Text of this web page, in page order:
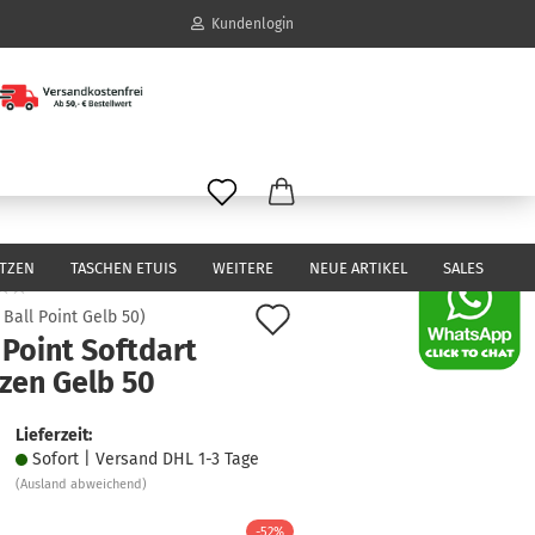
Kundenlogin
vergessen?
TASCHEN ETUIS NEUE ARTIKEL SALES
WEITERE
Ball Point Gelb 50)
Softdart
Gelb 50
Lieferzeit:
Sofort | Versand DHL 1-3 Tage
(Ausland abweichend)